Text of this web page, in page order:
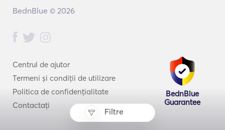
Filtre
Centrul de ajutor
Termeni și condiții de utilizare
Politica de confidențialitate
Contactați
BednBlue
Guarantee
BednBlue © 2026